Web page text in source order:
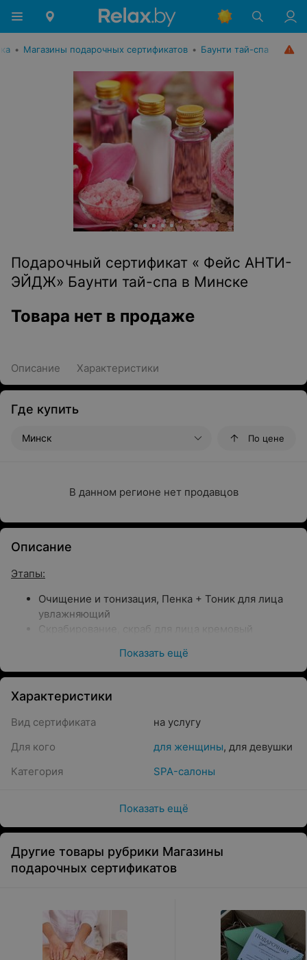
• Магазины подарочных сертификатов • Баунти тай-спа
Подарочный сертификат « Фейс АНТИ-
ЭЙДЖ» Баунти тай-спа в Минске
Товара нет в продаже
Описание Характеристики
Где купить
Минск По цене
В данном регионе нет продавцов
Описание
Этапы:
Очищение и тонизация, Пенка + Тоник для лица
увлажняющий
Скрабирование, скраб для лица кремовый
Точечная проработка лица с арома маслом
Завершающее средство — анти возрастной крем
На выбор линейка средств терпкое вино или кокос.
Витаминный комплекс А и Е; Восстановление клеток
кожи лица. Омолаживающий и лифтинг эффект;
Показать ещё
Характеристики
Вид сертификата
на услугу
Для кого
для женщины, для девушки
Категория
SPA-салоны
Показать ещё
Другие товары рубрики Магазины
подарочных сертификатов